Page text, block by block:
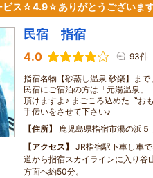
ビス☆4.9☆ありがとうございま
民宿 指宿
4.0 93件
指宿名物【砂蒸し温泉 砂楽】ま
民宿にご宿泊の方は「元湯温泉」
頂けますよ♪ まごころ込めた〝お
手伝いをさせて下さい♪
住所
鹿児島県指宿市湯の浜５
アクセス
JR指宿駅下車し車
道から指宿スカイラインに入り谷
方面へ約50分。